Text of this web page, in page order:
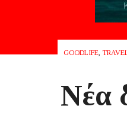
GOODLIFE,
Νέα